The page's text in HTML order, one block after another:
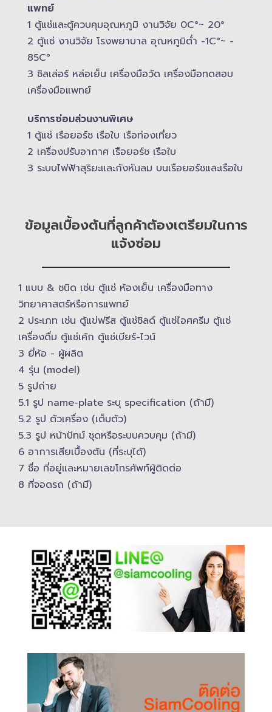
แพทย์
1 ตู้แช่และตู้ควบคุม​อุณหภูมิ​ งานวิจัย 0C°~ 20°
2 ตู้แช่ งานวิจัย โรงพยาบาล อุณหภูมิ​ต่ำ -​1C°~ -​
85C°
3 ชิลเล่อร์ หล่อเย็น เครื่องมือวัด เครื่องมือทดสอบ
เครื่องมือแพทย์
บริการซ่อมส่วนงานพิเศษ
1 ตู้แช่ เรือยอร์ช เรือใบ เรือท่องเที่ยว
2 เครื่องปรับอากาศ เรือยอร์ช เรือใบ
3 ระบบไฟฟ้าสุริยะและกังหันลม บนเรือยอร์ช​และเรือใบ
ข้อมูลเบื้องต้นที่ลูกค้าต้องเตรียมในการ
แจ้งซ่อม
1 แบบ & ​ชนิด เช่น ตู้แช่ ห้องเย็น เครื่องมือทาง
วิทยาศาสตร์​หรือการแพทย์
2 ประเภท เช่น ตู้แข่ฟรีส ตู้แช่ชิลด์ ตู้แช่ไอศครีม ตู้แช่
เครื่องดื่ม ตู้แช่เค้ก ตู้แช่เบียร์-ไวน์
3 ยี่ห้อ -​ ผู้ผลิต
4 รุ่น (model)
5 รูปถ่าย
5.1 รูป name-plate ระบุ specification (ถ้ามี)
5.2 รูป ตัวเครื่อง (เต็มตัว)
5.3 รูป หน้าปัทม์ ชุดหรือระบบควบคุม (ถ้ามี)​
6 อาการเสียเบื้องต้น (ที่ระบุได้)
7 ชื่อ ที่อยู่และ​หมายเลขโทรศัพท์​ผู้ติดต่อ
8 ที่จอดรถ (ถ้ามี)​